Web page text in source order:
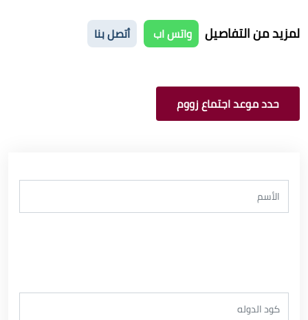
لمزيد من التفاصيل واتس اب أتصل بنا
حدد موعد اجتماع زووم